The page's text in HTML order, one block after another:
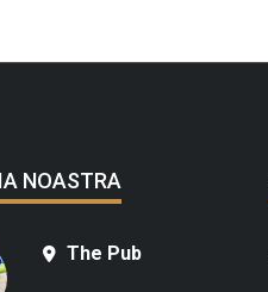
NOASTRA
The Pub